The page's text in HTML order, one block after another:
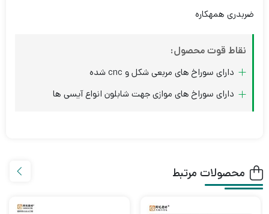
ضربدری همهکاره
نقاط قوت محصول:
دارای سوراخ های مربعی شکل و cnc شده
دارای سوراخ های موازی جهت شابلون انواع آیسی ها
محصولات مرتبط